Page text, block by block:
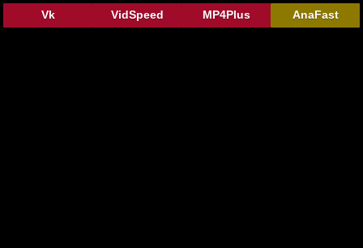
AnaFast
MP4Plus
VidSpeed
Vk